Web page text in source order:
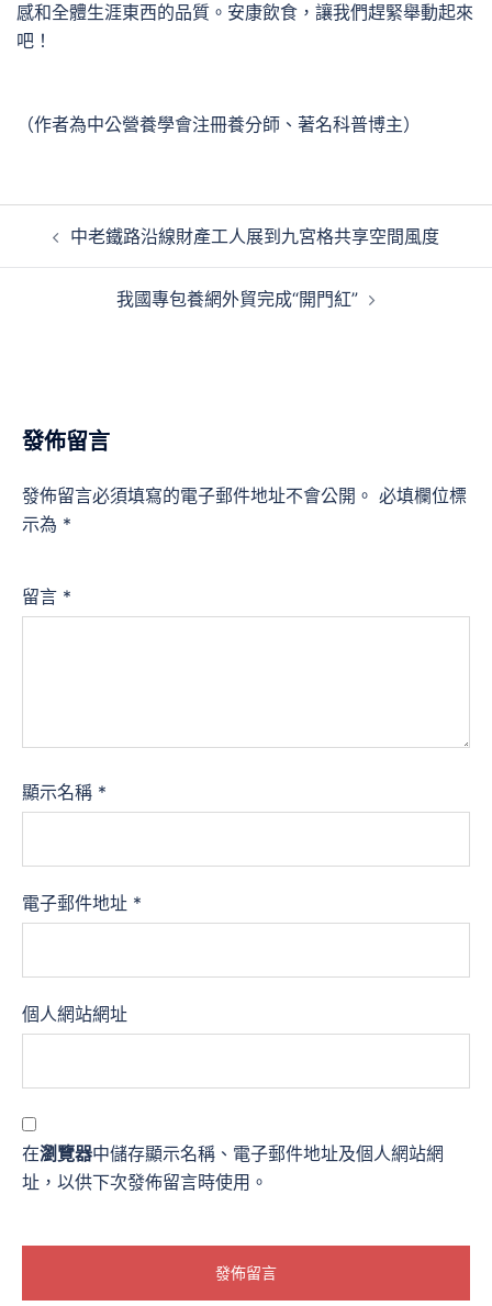
感和全體生涯東西的品質。安康飲食，讓我們趕緊舉動起來
吧！
（作者為中公營養學會注冊養分師、著名科普博主）
中老鐵路沿線財產工人展到九宮格共享空間風度
我國專包養網外貿完成“開門紅”
發佈留言
發佈留言必須填寫的電子郵件地址不會公開。 必填欄位標
示為 *
留言 *
顯示名稱 *
電子郵件地址 *
個人網站網址
在瀏覽器中儲存顯示名稱、電子郵件地址及個人網站網
址，以供下次發佈留言時使用。